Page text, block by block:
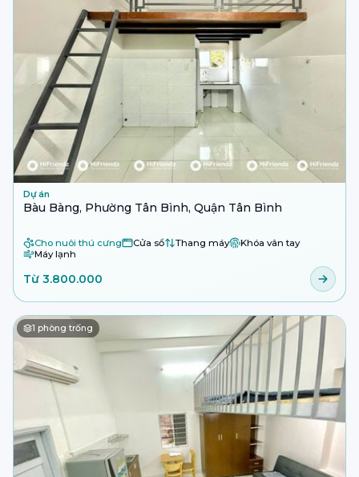
Dự án
Bàu Bàng, Phường Tân Bình, Quận Tân Bình
Cho nuôi thú cưng Cửa sổ Thang máy
Khóa vân tay
Máy lạnh
Từ 3.800.000
1 phòng trống